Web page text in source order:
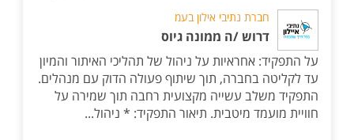
חברת נתיבי אילון בעמ
דרוש /ה ממונה גיוס
על התפקיד: אחראיות על ניהול של תהליכי האיתור והמיון
עד לקליטה בחברה, תוך שיתוף פעולה הדוק עם מנהלים.
התפקיד משלב עשייה מקצועית רחבה תוך שמירה על
חוויית מועמד מיטבית. תיאור התפקיד: * ניהול...